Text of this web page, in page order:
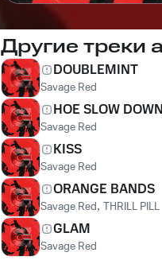
Другие треки
DOUBLEMINT
Savage Red
HOE SLOW DOWN
Savage Red
KISS
Savage Red
ORANGE BANDS
Savage Red, THRILL PILL
GLAM
Savage Red